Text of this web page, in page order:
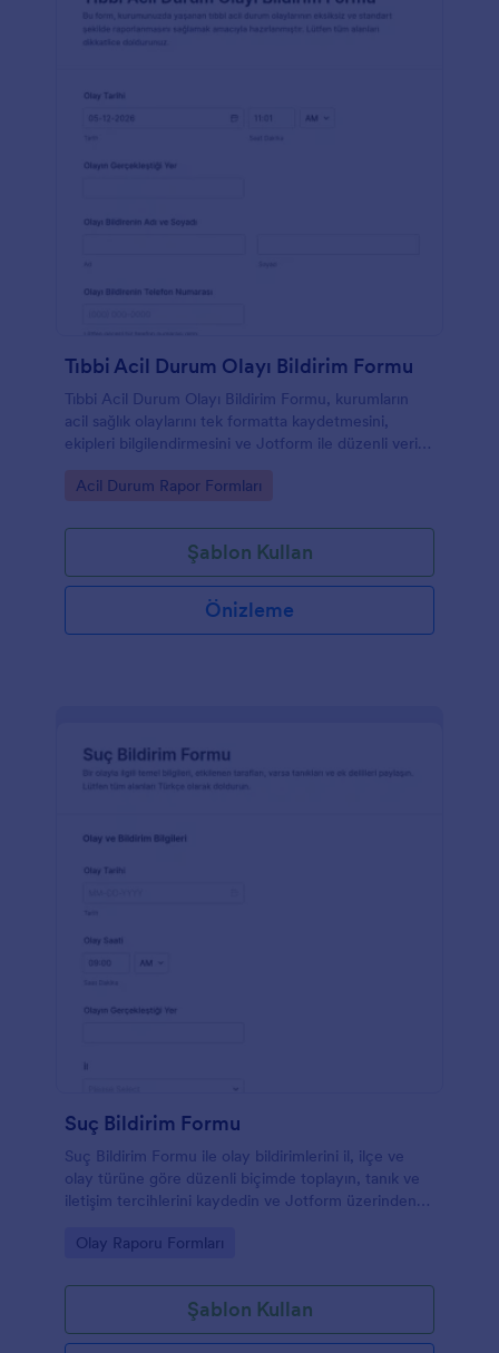
Tıbbi Acil Durum Olayı Bildirim Formu
Tıbbi Acil Durum Olayı Bildirim Formu, kurumların
acil sağlık olaylarını tek formatta kaydetmesini,
ekipleri bilgilendirmesini ve Jotform ile düzenli veri
Go to Category:
Acil Durum Rapor Formları
Şablon Kullan
Önizleme
Suç Bildirim Formu
Suç Bildirim Formu ile olay bildirimlerini il, ilçe ve
olay türüne göre düzenli biçimde toplayın, tanık ve
iletişim tercihlerini kaydedin ve Jotform üzerinden
Go to Category:
Olay Raporu Formları
Şablon Kullan